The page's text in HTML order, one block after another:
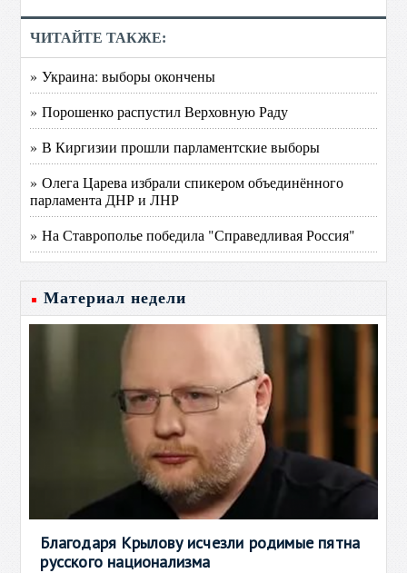
ЧИТАЙТЕ ТАКЖЕ:
» Украина: выборы окончены
» Порошенко распустил Верховную Раду
» В Киргизии прошли парламентские выборы
» Олега Царева избрали спикером объединённого
парламента ДНР и ЛНР
» На Ставрополье победила "Справедливая Россия"
Материал недели
Благодаря Крылову исчезли родимые пятна
русского национализма